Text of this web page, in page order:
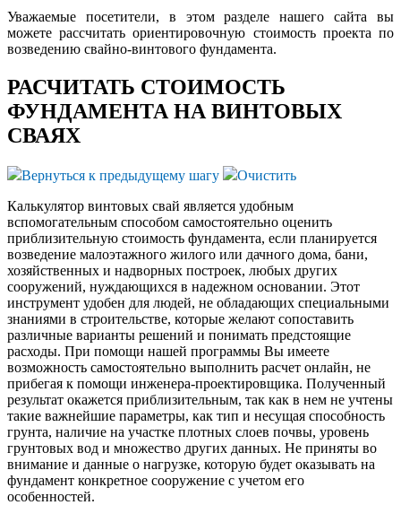
Уважаемые посетители, в этом разделе нашего сайта вы
можете рассчитать ориентировочную стоимость проекта по
возведению свайно-винтового фундамента.
РАСЧИТАТЬ СТОИМОСТЬ
ФУНДАМЕНТА НА ВИНТОВЫХ
СВАЯХ
Вернуться к предыдущему шагу
Очистить
Калькулятор винтовых свай является удобным
вспомогательным способом самостоятельно оценить
приблизительную стоимость фундамента, если планируется
возведение малоэтажного жилого или дачного дома, бани,
хозяйственных и надворных построек, любых других
сооружений, нуждающихся в надежном основании. Этот
инструмент удобен для людей, не обладающих специальными
знаниями в строительстве, которые желают сопоставить
различные варианты решений и понимать предстоящие
расходы. При помощи нашей программы Вы имеете
возможность самостоятельно выполнить расчет онлайн, не
прибегая к помощи инженера-проектировщика. Полученный
результат окажется приблизительным, так как в нем не учтены
такие важнейшие параметры, как тип и несущая способность
грунта, наличие на участке плотных слоев почвы, уровень
грунтовых вод и множество других данных. Не приняты во
внимание и данные о нагрузке, которую будет оказывать на
фундамент конкретное сооружение с учетом его
особенностей.